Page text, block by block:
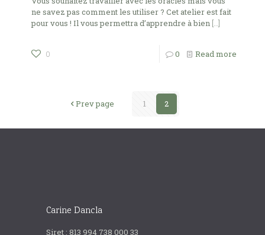
ne savez pas comment les utiliser ? Cet atelier est fait
pour vous ! Il vous permettra d’apprendre à bien […]
0 0 Read more
Prev page 1 2
Carine Dancla
Siret : 813 994 738 000 33